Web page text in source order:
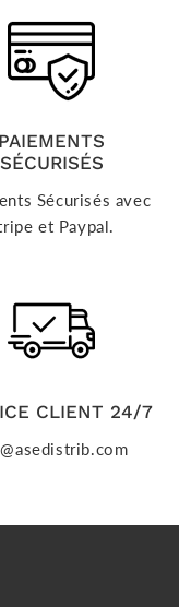
PAIEMENTS
SÉCURISÉS
Sécurisés avec
et Paypal.
CLIENT 24/7